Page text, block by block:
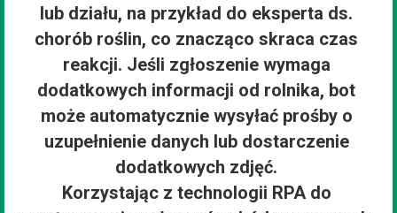
lub działu, na przykład do eksperta ds.
chorób roślin, co znacząco skraca czas
reakcji. Jeśli zgłoszenie wymaga
dodatkowych informacji od rolnika, bot
może automatycznie wysyłać prośby o
uzupełnienie danych lub dostarczenie
dodatkowych zdjęć.
Korzystając z technologii RPA do